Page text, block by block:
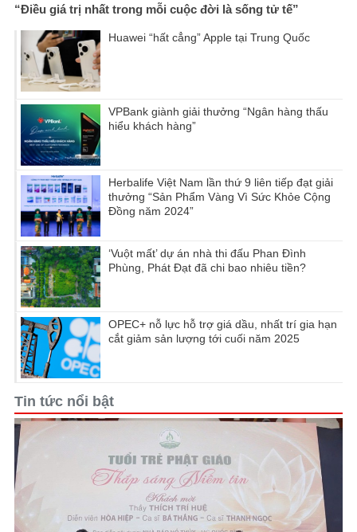
“Điều giá trị nhất trong mỗi cuộc đời là sống tử tế”
Huawei “hất cẳng” Apple tại Trung Quốc
VPBank giành giải thưởng “Ngân hàng thấu
hiểu khách hàng”
Herbalife Việt Nam lần thứ 9 liên tiếp đạt giải
thưởng “Sản Phẩm Vàng Vì Sức Khỏe Cộng
Đồng năm 2024”
‘Vuột mất’ dự án nhà thi đấu Phan Đình
Phùng, Phát Đạt đã chi bao nhiêu tiền?
OPEC+ nỗ lực hỗ trợ giá dầu, nhất trí gia hạn
cắt giảm sản lượng tới cuối năm 2025
Tin tức nổi bật